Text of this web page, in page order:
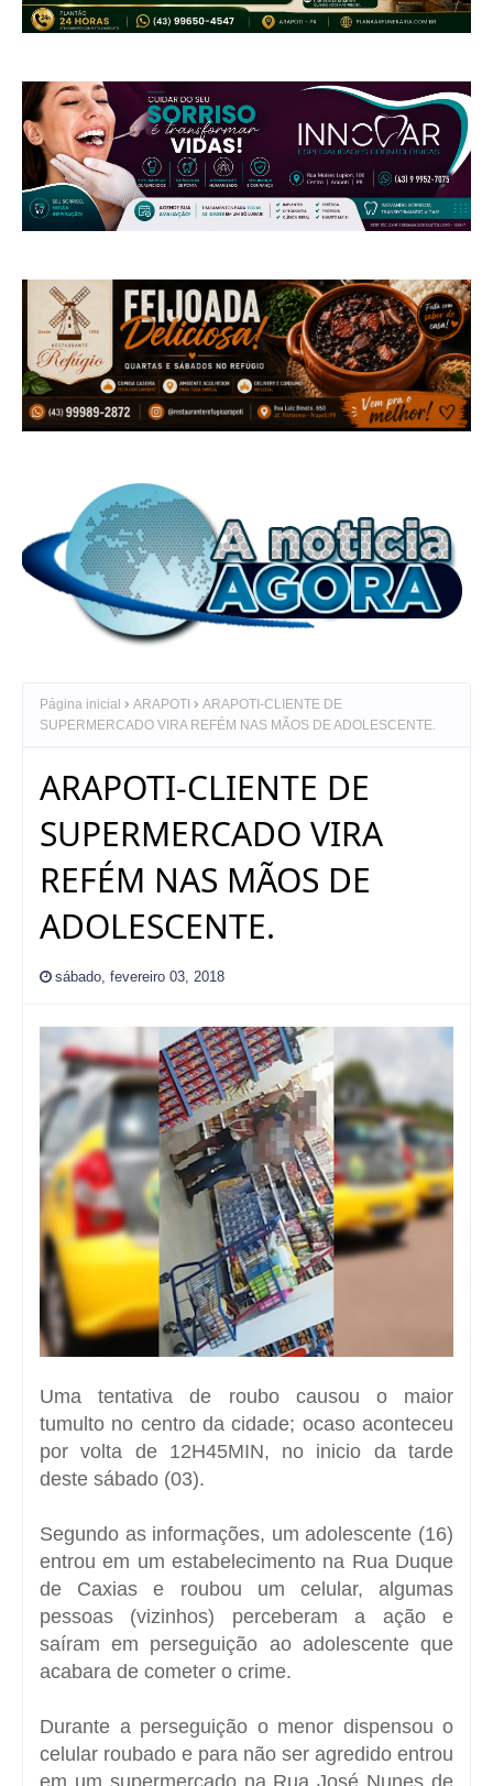
Página inicial ARAPOTI
ARAPOTI-CLIENTE DE
SUPERMERCADO VIRA REFÉM NAS MÃOS DE ADOLESCENTE.
ARAPOTI-CLIENTE DE
SUPERMERCADO VIRA
REFÉM NAS MÃOS DE
ADOLESCENTE.
sábado, fevereiro 03, 2018
Uma tentativa de roubo causou o maior
tumulto no centro da cidade; ocaso aconteceu
por volta de 12H45MIN, no inicio da tarde
deste sábado (03).
Segundo as informações, um adolescente (16)
entrou em um estabelecimento na Rua Duque
de Caxias e roubou um celular, algumas
pessoas (vizinhos) perceberam a ação e
saíram em perseguição ao adolescente que
acabara de cometer o crime.
Durante a perseguição o menor dispensou o
celular roubado e para não ser agredido entrou
em um supermercado na Rua José Nunes de